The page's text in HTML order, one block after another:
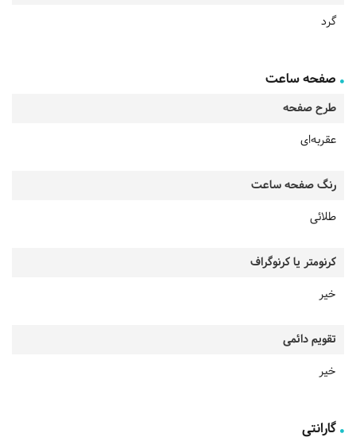
گرد
صفحه ساعت
طرح صفحه
عقربه‌ای
رنگ صفحه ساعت
طلائی
کرنومتر یا کرنوگراف
خیر
تقویم دائمی
خیر
گارانتی